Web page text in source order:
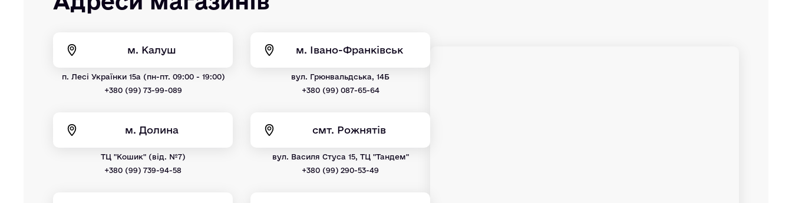
м. Калуш
п. Лесі Українки 15а (пн-пт. 09:00 - 19:00)
+380 (99) 73-99-089
м. Івано-Франківськ
вул. Грюнвальдська, 14Б
+380 (99) 087-65-64
м. Долина
ТЦ "Кошик" (від. №7)
+380 (99) 739-94-58
смт. Рожнятів
вул. Василя Стуса 15, ТЦ "Тандем"
+380 (99) 290-53-49